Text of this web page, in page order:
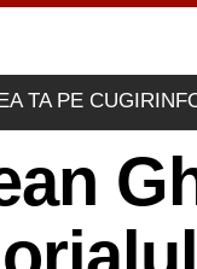
TA PE